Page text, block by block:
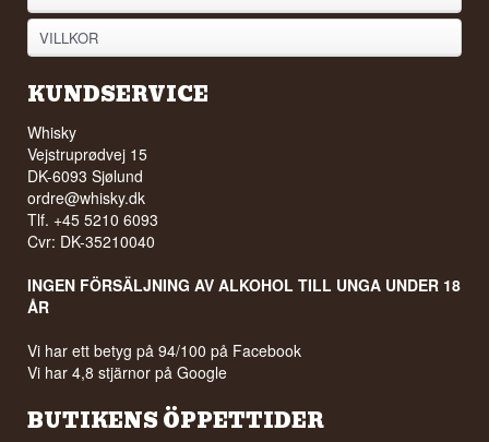
VILLKOR
KUNDSERVICE
Whisky
Vejstruprødvej 15
DK-6093 Sjølund
ordre@whisky.dk
Tlf. +45 5210 6093
Cvr: DK-35210040
INGEN FÖRSÄLJNING AV ALKOHOL TILL UNGA UNDER 18
ÅR
Vi har ett betyg på 94/100 på Facebook
Vi har 4,8 stjärnor på Google
BUTIKENS ÖPPETTIDER